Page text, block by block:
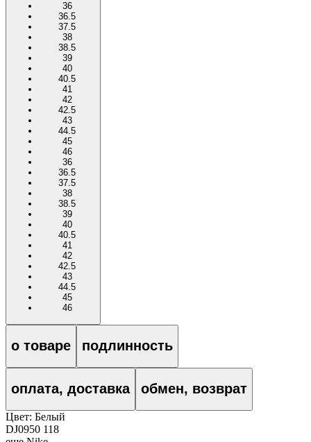
36
36.5
37.5
38
38.5
39
40
40.5
41
42
42.5
43
44.5
45
46
36
36.5
37.5
38
38.5
39
40
40.5
41
42
42.5
43
44.5
45
46
о товаре подлинность
оплата, доставка обмен, возврат
Цвет: Белый
DJ0950 118